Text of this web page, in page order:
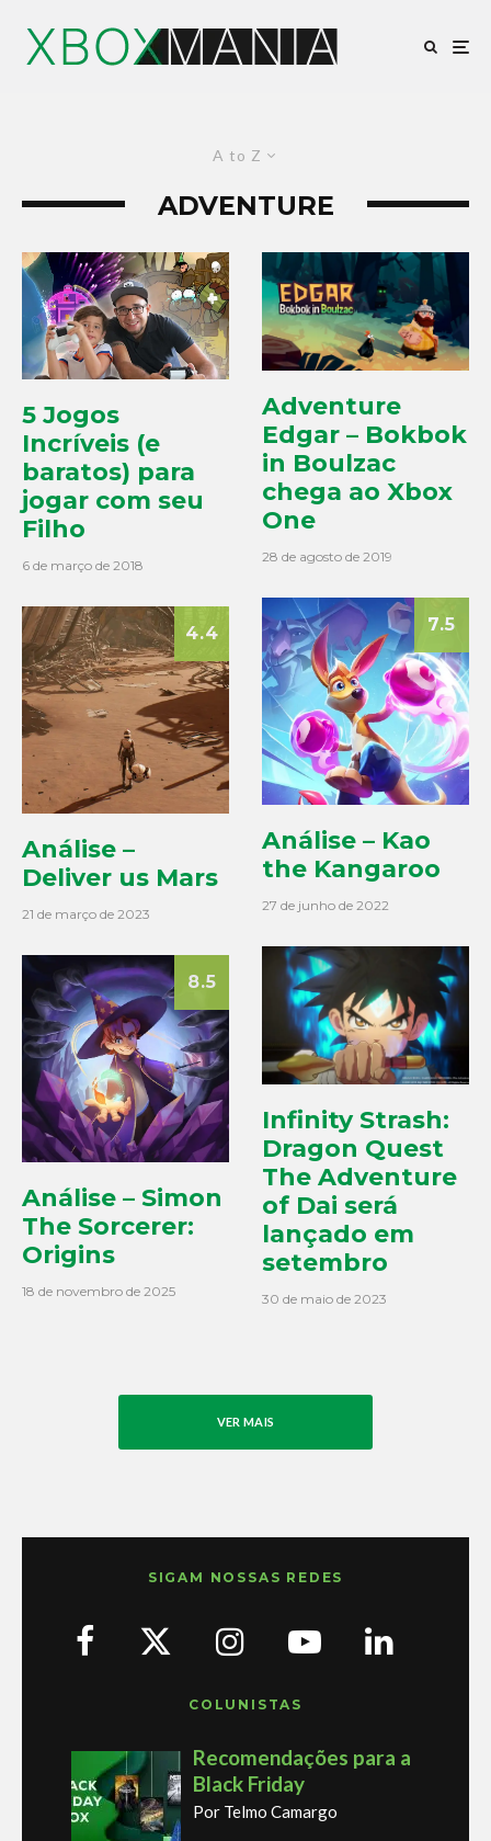
A to Z
ADVENTURE
5 Jogos
Incríveis (e
baratos) para
jogar com seu
Filho
6 de março de 2018
4.4
Análise –
Deliver us Mars
21 de março de 2023
8.5
Análise – Simon
The Sorcerer:
Origins
18 de novembro de 2025
Adventure
Edgar – Bokbok
in Boulzac
chega ao Xbox
One
28 de agosto de 2019
7.5
Análise – Kao
the Kangaroo
27 de junho de 2022
Infinity Strash:
Dragon Quest
The Adventure
of Dai será
lançado em
setembro
30 de maio de 2023
VER MAIS
SIGAM NOSSAS REDES
COLUNISTAS
Recomendações para a
Black Friday
Por Telmo Camargo